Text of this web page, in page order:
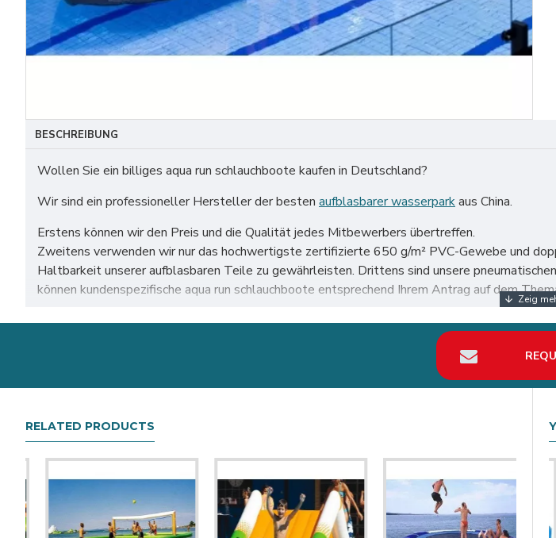
BESCHREIBUNG
Wollen Sie ein billiges aqua run schlauchboote kaufen in Deutschland?
Wir sind ein professioneller Hersteller der besten aufblasbarer wasserparkaus China.
Erstens können wir den Preis und die Qualität jedes Mitbewerbers übertreffen.
Zweitens verwenden wir nur das hochwertigste zertifizierte 650 g/m² PVC-Gewebe und
Haltbarkeit unserer aufblasbaren Teile zu gewährleisten. Drittens sind unsere
können kundenspezifische aqua run schlauchboote entsprechend Ihrem Antrag auf dem
Unser aqua run schlauchboote zum Verkauf auf der ganzen Welt, insbesondere in
RELATED PRODUCTS